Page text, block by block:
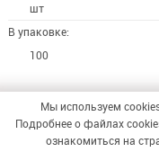
шт
В упаковке:
100
Мы используем
Подробнее о файлах
ознакомиться на